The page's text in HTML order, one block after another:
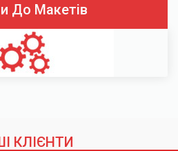
До Макетів
КЛІЄНТИ